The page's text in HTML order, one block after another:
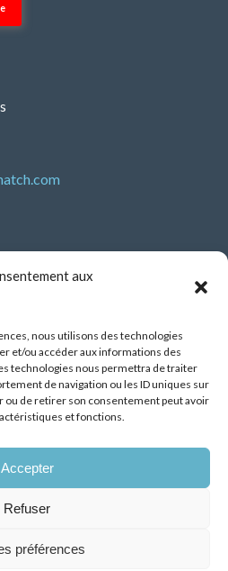
aux
nous utilisons des technologies
et/ou accéder aux informations des
technologies nous permettra de traiter
de navigation ou les ID uniques sur
ou de retirer son consentement peut avoir
et fonctions.
Accepter
Refuser
préférences
travail : Comment parler de ses
?
d’éclairage intelligent dans les